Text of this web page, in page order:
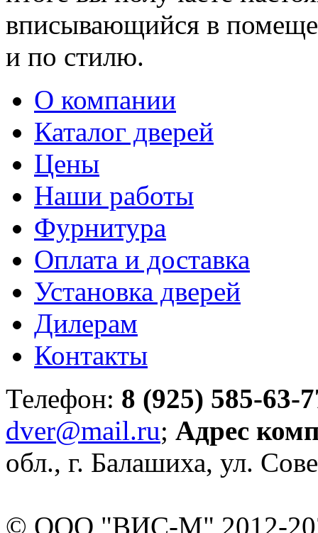
вписывающийся в
и по стилю.
О компании
Каталог дверей
Цены
Наши работы
Фурнитура
Оплата и доставка
Установка дверей
Дилерам
Контакты
Телефон: 8 (925) 585-63-
dver@mail.ru; Адрес
обл., г. Балашиха, ул.
© ООО "ВИС-М" 2012-